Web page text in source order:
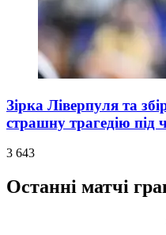
Зірка Ліверпуля та
страшну трагедію під
3 643
Останні матчі